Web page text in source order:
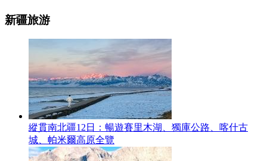
新疆旅游
縱貫南北疆12日：暢遊賽里木湖、獨庫公路、喀什古
城、帕米爾高原全覽